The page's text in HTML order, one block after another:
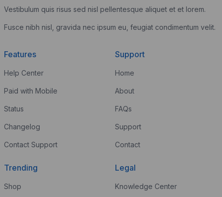
Vestibulum quis risus sed nisl pellentesque aliquet et et lorem.
Fusce nibh nisl, gravida nec ipsum eu, feugiat condimentum velit.
Features
Help Center
Paid with Mobile
Status
Changelog
Contact Support
Support
Home
About
FAQs
Support
Contact
Trending
Shop
Legal
Knowledge Center